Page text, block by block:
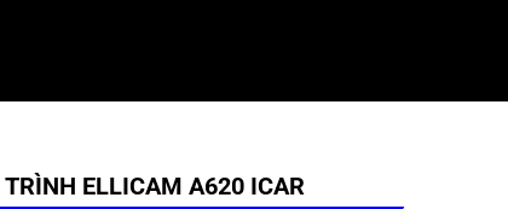
ELLICAM A620 ICAR